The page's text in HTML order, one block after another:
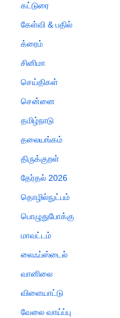
கட்டுரை
கேள்வி & பதில்
க்ரைம்
சினிமா
செய்திகள்
சென்னை
தமிழ்நாடு
தலையங்கம்
திருக்குறள்
தேர்தல் 2026
தொழில்நுட்பம்
பொழுதுபோக்கு
மாவட்டம்
லைஃப்ஸ்டைல்
வானிலை
விளையாட்டு
வேலை வாய்ப்பு